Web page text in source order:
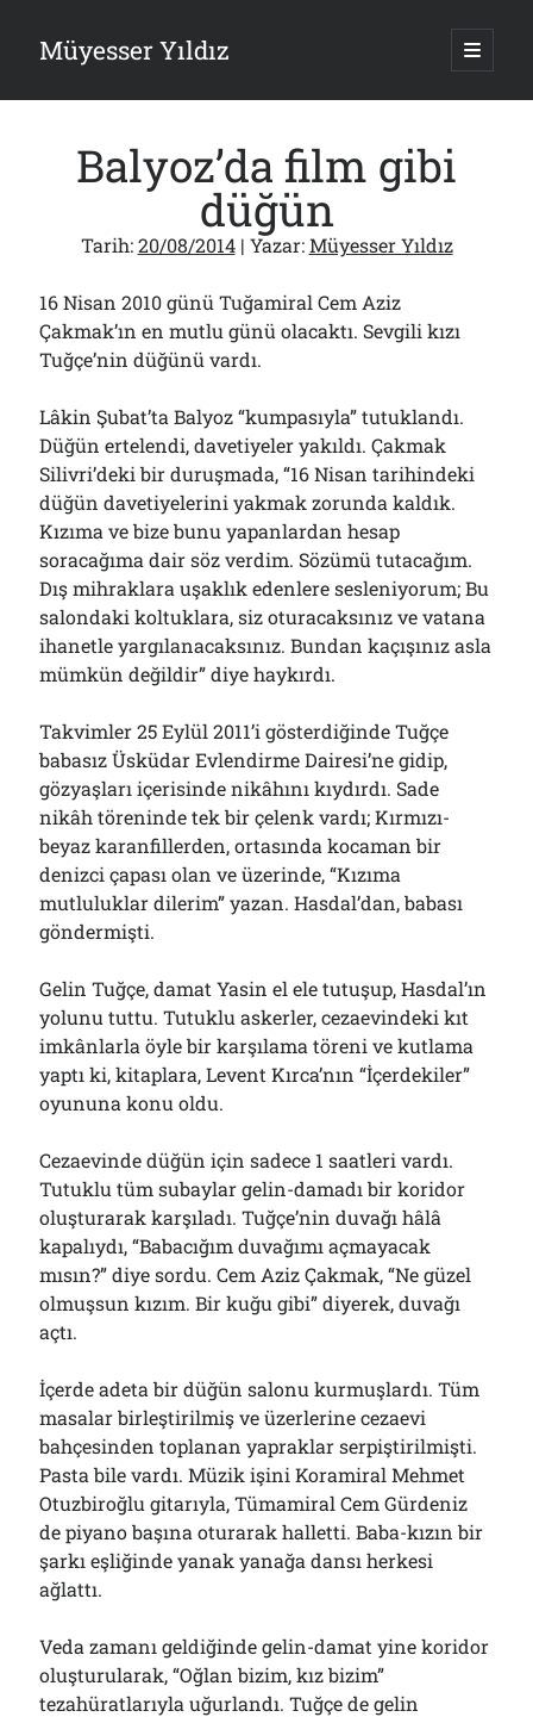
Müyesser Yıldız ana
Yan
Menü
Türkiye 2.0’a Gidiş!..
05/08/2026
15 Temmuz Soruları… Nasuh Mahruki’nin “Suçu”!..
03/08/2026
Er Gaziler 20 Gün Sonra Gelen MSB Heyetine Böyle İsyan Etti:“Bizi
Teröristlere G……yle Güldürdünüz”
01/08/2026
Papazın “Komutanı” Ayasofya ve Patrikhane İçin ABD’yi Göreve
Çağırdı!..
31/07/2026
Bölmediğiniz Bir O Kalmıştı!..
29/07/2026
Arşivler
Balyoz’da film gibi
düğün
Tarih:20/08/2014| Yazar:Müyesser Yıldız
16 Nisan 2010 günü Tuğamiral Cem Aziz
Çakmak’ın en mutlu günü olacaktı. Sevgili kızı
Tuğçe’nin düğünü vardı.
Lâkin Şubat’ta Balyoz “kumpasıyla” tutuklandı.
Düğün ertelendi, davetiyeler yakıldı. Çakmak
Silivri’deki bir duruşmada, “16 Nisan tarihindeki
düğün davetiyelerini yakmak zorunda kaldık.
Kızıma ve bize bunu yapanlardan hesap
soracağıma dair söz verdim. Sözümü tutacağım.
Dış mihraklara uşaklık edenlere sesleniyorum; Bu
salondaki koltuklara, siz oturacaksınız ve vatana
ihanetle yargılanacaksınız. Bundan kaçışınız asla
mümkün değildir” diye haykırdı.
Takvimler 25 Eylül 2011’i gösterdiğinde Tuğçe
babasız Üsküdar Evlendirme Dairesi’ne gidip,
gözyaşları içerisinde nikâhını kıydırdı. Sade
nikâh töreninde tek bir çelenk vardı; Kırmızı-
beyaz karanfillerden, ortasında kocaman bir
denizci çapası olan ve üzerinde, “Kızıma
mutluluklar dilerim” yazan. Hasdal’dan, babası
göndermişti.
Gelin Tuğçe, damat Yasin el ele tutuşup, Hasdal’ın
yolunu tuttu. Tutuklu askerler, cezaevindeki kıt
imkânlarla öyle bir karşılama töreni ve kutlama
yaptı ki, kitaplara, Levent Kırca’nın “İçerdekiler”
oyununa konu oldu.
Cezaevinde düğün için sadece 1 saatleri vardı.
Tutuklu tüm subaylar gelin-damadı bir koridor
oluşturarak karşıladı. Tuğçe’nin duvağı hâlâ
kapalıydı, “Babacığım duvağımı açmayacak
mısın?” diye sordu. Cem Aziz Çakmak, “Ne güzel
olmuşsun kızım. Bir kuğu gibi” diyerek, duvağı
açtı.
İçerde adeta bir düğün salonu kurmuşlardı. Tüm
masalar birleştirilmiş ve üzerlerine cezaevi
bahçesinden toplanan yapraklar serpiştirilmişti.
Pasta bile vardı. Müzik işini Koramiral Mehmet
Otuzbiroğlu gitarıyla, Tümamiral Cem Gürdeniz
de piyano başına oturarak halletti. Baba-kızın bir
şarkı eşliğinde yanak yanağa dansı herkesi
ağlattı.
Veda zamanı geldiğinde gelin-damat yine koridor
oluşturularak, “Oğlan bizim, kız bizim”
tezahüratlarıyla uğurlandı. Tuğçe de gelin